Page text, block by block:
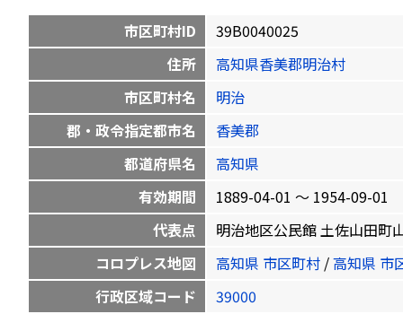
市区町村ID
39B0040025
住所
高知県香美郡明治村
市区町村名
明治
郡・政令指定都市名
香美郡
都道府県名
高知県
有効期間
1889-04-01 〜 1954-09-01
代表点
明治地区公民館 土佐山田町
コロプレス地図
高知県 市区町村 /高知県 市
行政区域コード
39000